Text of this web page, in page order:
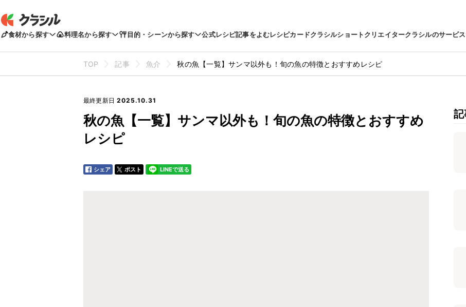
食材から探す 料理名から探す 目的・シーンから探す 公式レシピ記事をよむレシピカードクラシルショートクリエイタークラシルのサービス
TOP 記事 魚介 秋の魚【一覧】サンマ以外も！旬の魚の特徴とおすすめレシピ
最終更新日 2025.10.31
秋の魚【一覧】サンマ以外も！旬の魚の特徴とおすすめ
レシピ
シェア ポスト LINEで送る